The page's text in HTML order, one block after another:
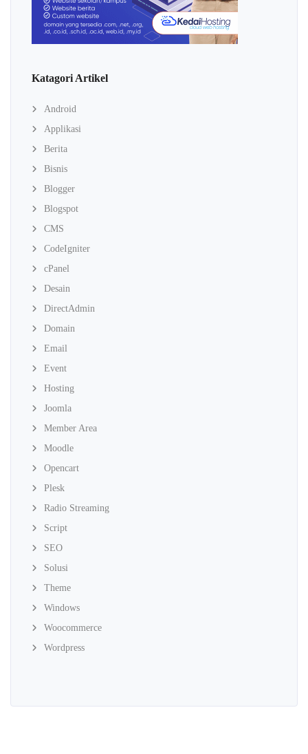
Katagori Artikel
Android
Applikasi
Berita
Bisnis
Blogger
Blogspot
CMS
CodeIgniter
cPanel
Desain
DirectAdmin
Domain
Email
Event
Hosting
Joomla
Member Area
Moodle
Opencart
Plesk
Radio Streaming
Script
SEO
Solusi
Theme
Windows
Woocommerce
Wordpress